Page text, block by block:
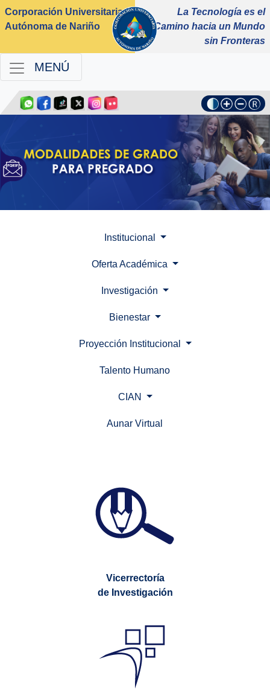
Corporación Universitaria
Autónoma de Nariño
La Tecnología es el
Camino hacia un Mundo
sin Fronteras
MENÚ
Institucional
Oferta Académica
Investigación
Bienestar
Proyección Institucional
Talento Humano
CIAN
Aunar Virtual
Vicerrectoría
de Investigación